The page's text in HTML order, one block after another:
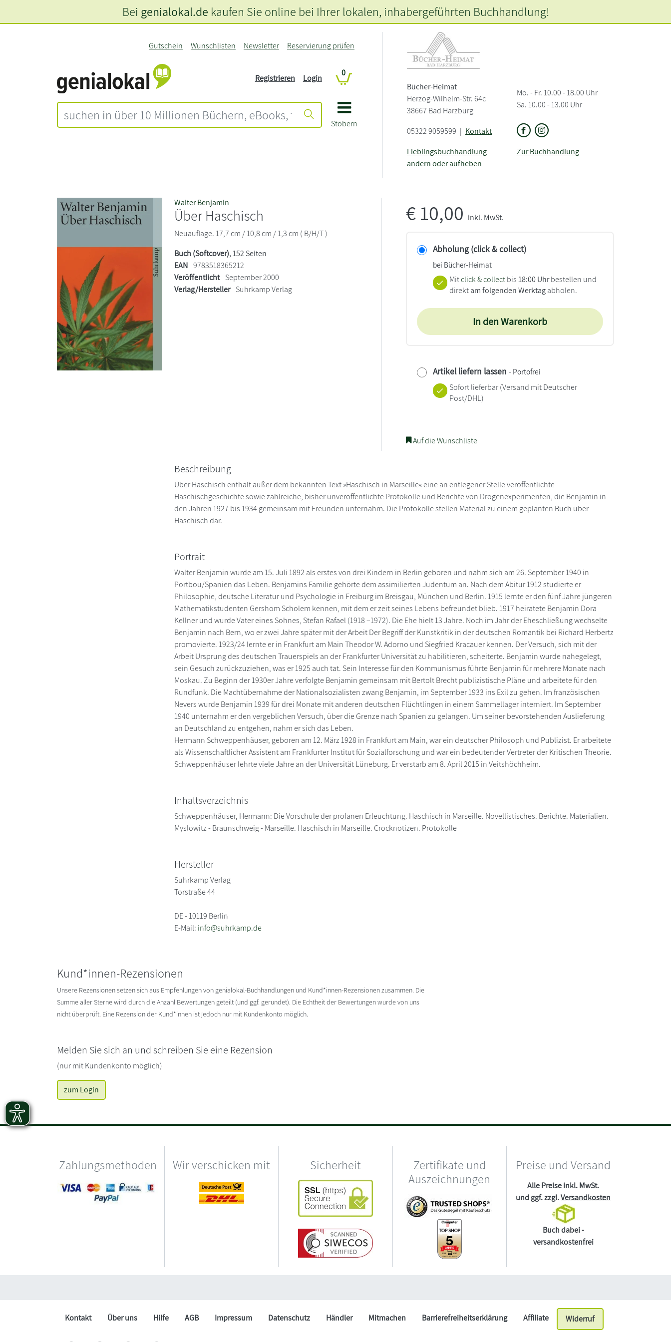
Stöbern
Gutschein Wunschlisten Newsletter Reservierung prüfen
Registrieren Login
0
Bücher-Heimat
Herzog-Wilhelm-Str. 64c
38667 Bad Harzburg
Mo. - Fr. 10.00 - 18.00 Uhr
Sa. 10.00 - 13.00 Uhr
05322 9059599 | Kontakt
Lieblingsbuchhandlung
ändern oder aufheben
Zur Buchhandlung
Bei genialokal.de kaufen Sie online bei Ihrer lokalen, inhabergeführten Buchhandlung!
Walter Benjamin
Über Haschisch
Neuauflage. 17,7 cm / 10,8 cm / 1,3 cm ( B/H/T )
Buch (Softcover), 152 Seiten
EAN 9783518365212
Veröffentlicht September 2000
Verlag/Hersteller Suhrkamp Verlag
€10,00 inkl. MwSt.
Abholung (click & collect)
bei Bücher-Heimat
Mitclick & collect bis18:00 Uhrbestellen und
direktam folgenden Werktagabholen.
In den Warenkorb
Artikel liefern lassen - Portofrei
Sofort lieferbar(Versand mit Deutscher
Post/DHL)
Auf die Wunschliste
Beschreibung
Über Haschisch enthält außer dem bekannten Text »Haschisch in Marseille« eine an entlegener Stelle veröffentlichte
Haschischgeschichte sowie zahlreiche, bisher unveröffentlichte Protokolle und Berichte von Drogenexperimenten, die Benjamin in
den Jahren 1927 bis 1934 gemeinsam mit Freunden unternahm. Die Protokolle stellen Material zu einem geplanten Buch über
Haschisch dar.
Portrait
Walter Benjamin wurde am 15. Juli 1892 als erstes von drei Kindern in Berlin geboren und nahm sich am 26. September 1940 in
Portbou/Spanien das Leben. Benjamins Familie gehörte dem assimilierten Judentum an. Nach dem Abitur 1912 studierte er
Philosophie, deutsche Literatur und Psychologie in Freiburg im Breisgau, München und Berlin. 1915 lernte er den fünf Jahre jüngeren
Mathematikstudenten Gershom Scholem kennen, mit dem er zeit seines Lebens befreundet blieb. 1917 heiratete Benjamin Dora
Kellner und wurde Vater eines Sohnes, Stefan Rafael (1918 –1972). Die Ehe hielt 13 Jahre. Noch im Jahr der Eheschließung wechselte
Benjamin nach Bern, wo er zwei Jahre später mit der Arbeit Der Begriff der Kunstkritik in der deutschen Romantik bei Richard Herbertz
promovierte. 1923/24 lernte er in Frankfurt am Main Theodor W. Adorno und Siegfried Kracauer kennen. Der Versuch, sich mit der
Arbeit Ursprung des deutschen Trauerspiels an der Frankfurter Universität zu habilitieren, scheiterte. Benjamin wurde nahegelegt,
sein Gesuch zurückzuziehen, was er 1925 auch tat. Sein Interesse für den Kommunismus führte Benjamin für mehrere Monate nach
Moskau. Zu Beginn der 1930er Jahre verfolgte Benjamin gemeinsam mit Bertolt Brecht publizistische Pläne und arbeitete für den
Rundfunk. Die Machtübernahme der Nationalsozialisten zwang Benjamin, im September 1933 ins Exil zu gehen. Im französischen
Nevers wurde Benjamin 1939 für drei Monate mit anderen deutschen Flüchtlingen in einem Sammellager interniert. Im September
1940 unternahm er den vergeblichen Versuch, über die Grenze nach Spanien zu gelangen. Um seiner bevorstehenden Auslieferung
an Deutschland zu entgehen, nahm er sich das Leben.
Hermann Schweppenhäuser, geboren am 12. März 1928 in Frankfurt am Main, war ein deutscher Philosoph und Publizist. Er arbeitete
als Wissenschaftlicher Assistent am Frankfurter Institut für Sozialforschung und war ein bedeutender Vertreter der Kritischen Theorie.
Schweppenhäuser lehrte viele Jahre an der Universität Lüneburg. Er verstarb am 8. April 2015 in Veitshöchheim.
Inhaltsverzeichnis
Schweppenhäuser, Hermann: Die Vorschule der profanen Erleuchtung. Haschisch in Marseille. Novellistisches. Berichte. Materialien.
Myslowitz - Braunschweig - Marseille. Haschisch in Marseille. Crocknotizen. Protokolle
Hersteller
Suhrkamp Verlag
Torstraße 44
DE - 10119 Berlin
E-Mail: info@suhrkamp.de
Kund*innen-Rezensionen
Unsere Rezensionen setzen sich aus Empfehlungen von genialokal-Buchhandlungen und Kund*innen-Rezensionen zusammen. Die
Summe aller Sterne wird durch die Anzahl Bewertungen geteilt (und ggf. gerundet). Die Echtheit der Bewertungen wurde von uns
nicht überprüft. Eine Rezension der Kund*innen ist jedoch nur mit Kundenkonto möglich.
Melden Sie sich an und schreiben Sie eine Rezension
(nur mit Kundenkonto möglich)
zum Login
Zahlungsmethoden Wir verschicken mit Sicherheit
Zertifikate und
Auszeichnungen
Preise und Versand
Alle Preise inkl. MwSt.
und ggf. zzgl.Versandkosten
Buch dabei -
versandkostenfrei
Kontakt Über uns Hilfe AGB Impressum Datenschutz Händler Mitmachen Barrierefreiheitserklärung Affiliate Widerruf